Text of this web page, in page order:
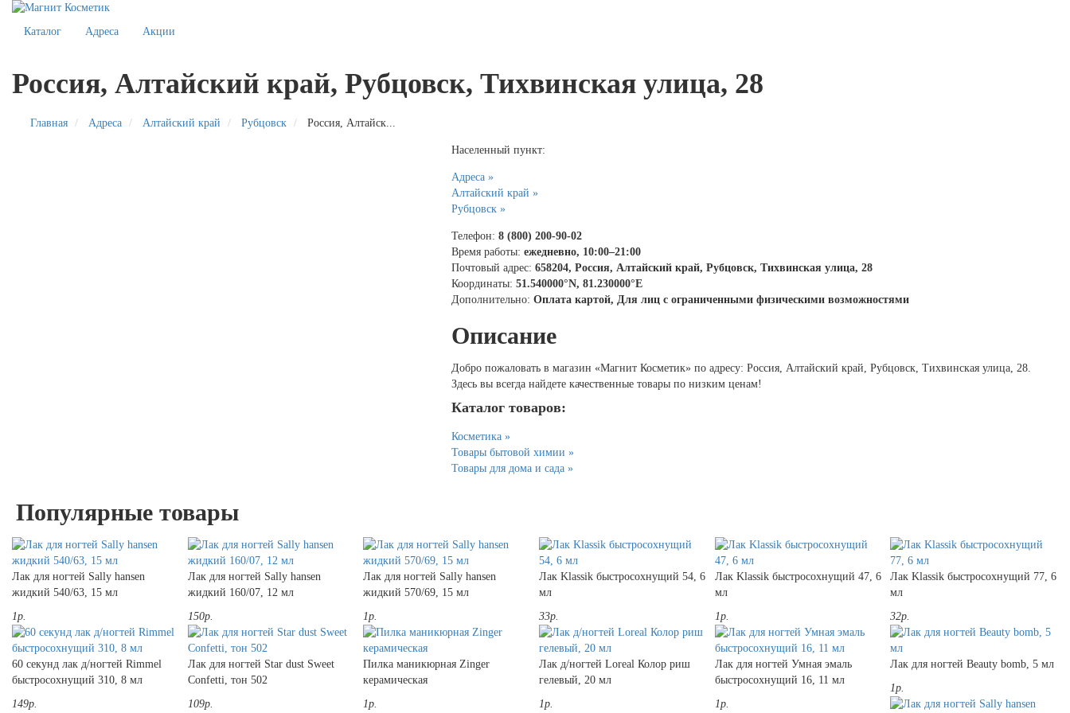
Каталог Адреса Акции
Россия, Алтайский край, Рубцовск, Тихвинская улица, 28
Главная Адреса Алтайский край Рубцовск Россия, Алтайск...
Населенный пункт:
Адреса »
Алтайский край »
Рубцовск »
Телефон: 8 (800) 200-90-02
Время работы: ежедневно, 10:00–21:00
Почтовый адрес: 658204, Россия, Алтайский край, Рубцовск, Тихвинская улица, 28
Координаты: 51.540000°N, 81.230000°E
Дополнительно: Оплата картой, Для лиц с ограниченными физическими возможностями
Описание
Добро пожаловать в магазин «Магнит Косметик» по адресу: Россия, Алтайский край, Рубцовск, Тихвинская улица, 28.
Здесь вы всегда найдете качественные товары по низким ценам!
Каталог товаров:
Косметика »
Товары бытовой химии »
Товары для дома и сада »
Популярные товары
Лак для ногтей Sally hansen
жидкий 540/63, 15 мл
1р.
Лак для ногтей Sally hansen
жидкий 160/07, 12 мл
150р.
Лак для ногтей Sally hansen
жидкий 570/69, 15 мл
1р.
Лак Klassik быстросохнущий 54, 6
мл
33р.
Лак Klassik быстросохнущий 47, 6
мл
1р.
Лак Klassik быстросохнущий 77, 6
мл
32р.
60 секунд лак д/ногтей Rimmel
быстросохнущий 310, 8 мл
149р.
Лак для ногтей Star dust Sweet
Confetti, тон 502
109р.
Пилка маникюрная Zinger
керамическая
1р.
Лак д/ногтей Loreal Колор риш
гелевый, 20 мл
1р.
Лак для ногтей Умная эмаль
быстросохнущий 16, 11 мл
1р.
Лак для ногтей Beauty bomb, 5 мл
1р.